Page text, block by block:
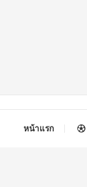
หน้าแรก